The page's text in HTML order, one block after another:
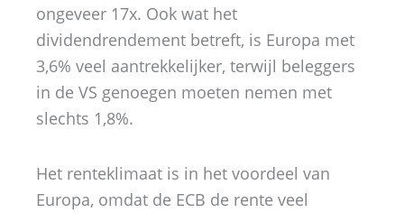
ongeveer 17x. Ook wat het
dividendrendement betreft, is Europa met
3,6% veel aantrekkelijker, terwijl beleggers
in de VS genoegen moeten nemen met
slechts 1,8%.
Het renteklimaat is in het voordeel van
Europa, omdat de ECB de rente veel